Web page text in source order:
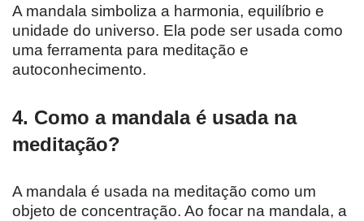
A mandala simboliza a harmonia, equilíbrio e
unidade do universo. Ela pode ser usada como
uma ferramenta para meditação e
autoconhecimento.
4. Como a mandala é usada na
meditação?
A mandala é usada na meditação como um
objeto de concentração. Ao focar na mandala, a